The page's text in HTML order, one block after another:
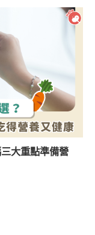
大重點準備營